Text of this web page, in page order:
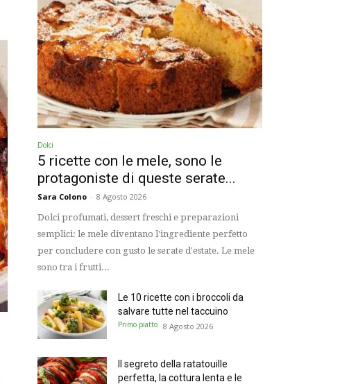
Dolci
5 ricette con le mele, sono le
protagoniste di queste serate...
Sara Colono - 8 Agosto 2026
Dolci profumati, dessert freschi e preparazioni
semplici: le mele diventano l'ingrediente perfetto
per concludere con gusto le serate d'estate. Le mele
sono tra i frutti...
Le 10 ricette con i broccoli da
salvare tutte nel taccuino
Primo piatto 8 Agosto 2026
Il segreto della ratatouille
perfetta, la cottura lenta e le